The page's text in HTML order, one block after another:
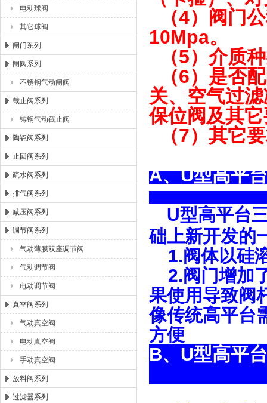
电动球阀
其它球阀
闸门系列
闸阀系列
不锈钢气动闸阀
截止阀系列
铸钢气动截止阀
陶瓷阀系列
止回阀系列
疏水阀系列
排气阀系列
减压阀系列
调节阀系列
气动薄膜双座调节阀
气动调节阀
电动调节阀
真空阀系列
气动真空阀
电动真空阀
手动真空阀
放料阀系列
过滤器系列
（4）阀门
10Mpa。
（5）介质
（6）是否
关、空气过
保位阀及其
（7）其它
A、U型高
U型高平台
础上新开发的
1.阀体以硅
2.阀门增加
果使用导致阀
像传统高平台
方便
B、U型